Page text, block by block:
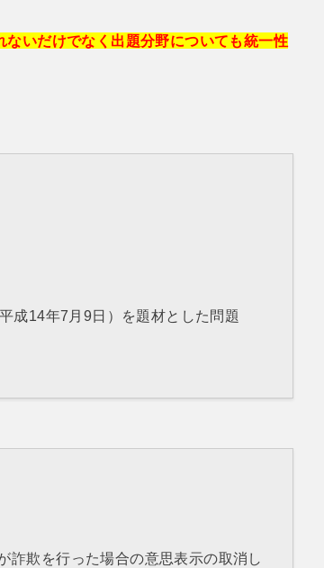
ないだけでなく出題分野についても統一性
成14年7月9日）を題材とした問題
詐欺を行った場合の意思表示の取消し